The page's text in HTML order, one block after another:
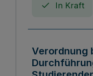
In Kraft
Verordnung